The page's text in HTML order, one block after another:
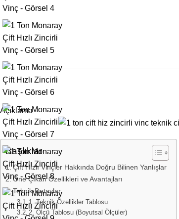
Açıklama
Başlıklar
Çift Hızlı Vinçler Hakkında Doğru Bilinen Yanlışlar
Öne Çıkan Özellikleri ve Avantajları
Teknik Detaylar
1. Teknik Özellikler Tablosu
2. Ölçü Tablosu (Boyutsal Ölçüler)